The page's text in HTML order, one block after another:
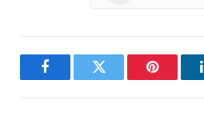
FacebookTwitter Pinterest